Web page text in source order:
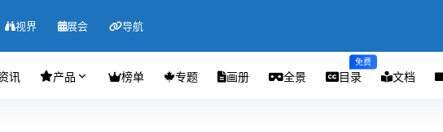
视界 展会 导航
讯 产品 榜单 专题 画册 全景 目录
免费
文档